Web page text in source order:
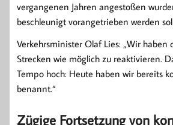
vergangenen Jahren angestoßen
beschleunigt vorangetrieben werden
Verkehrsminister Olaf Lies: „Wir haben
Strecken wie möglich zu reaktivieren.
Tempo hoch: Heute haben wir bereits
benannt.“
Zügige Fortsetzung von